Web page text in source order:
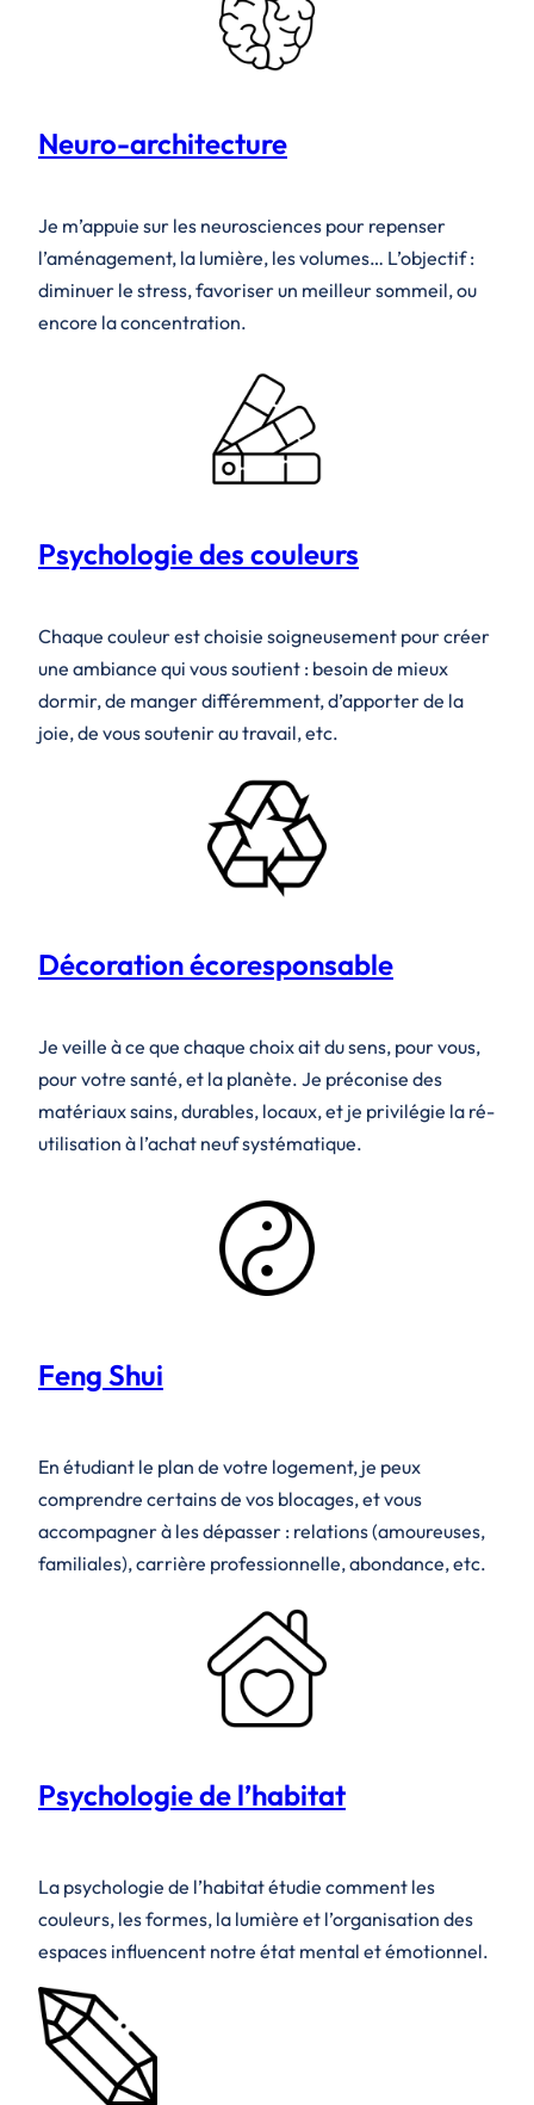
Neuro-architecture
Je m’appuie sur les neurosciences pour repenser
l’aménagement, la lumière, les volumes… L’objectif :
diminuer le stress, favoriser un meilleur sommeil, ou
encore la concentration.
Psychologie des couleurs
Chaque couleur est choisie soigneusement pour créer
une ambiance qui vous soutient : besoin de mieux
dormir, de manger différemment, d’apporter de la
joie, de vous soutenir au travail, etc.
Décoration écoresponsable
Je veille à ce que chaque choix ait du sens, pour vous,
pour votre santé, et la planète. Je préconise des
matériaux sains, durables, locaux, et je privilégie la ré-
utilisation à l’achat neuf systématique.
Feng Shui
En étudiant le plan de votre logement, je peux
comprendre certains de vos blocages, et vous
accompagner à les dépasser : relations (amoureuses,
familiales), carrière professionnelle, abondance, etc.
Psychologie de l’habitat
La psychologie de l’habitat étudie comment les
couleurs, les formes, la lumière et l’organisation des
espaces influencent notre état mental et émotionnel.